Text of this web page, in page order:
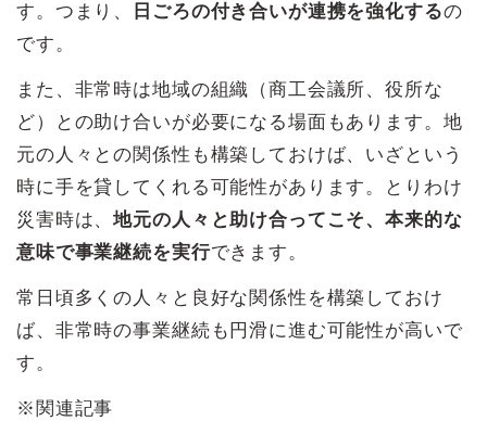
す。つまり、
日ごろの付き合いが連携を強化するの
です。
また、非常時は地域の組織（商工会議所、役所な
ど）との助け合いが必要になる場面もあります。地
元の人々との関係性も構築しておけば、いざという
時に手を貸してくれる可能性があります。とりわけ
災害時は、地元の人々と助け合ってこそ、本来的な
意味で事業継続を実行できます。
常日頃多くの人々と良好な関係性を構築しておけ
ば、非常時の事業継続も円滑に進む可能性が高いで
す。
※関連記事